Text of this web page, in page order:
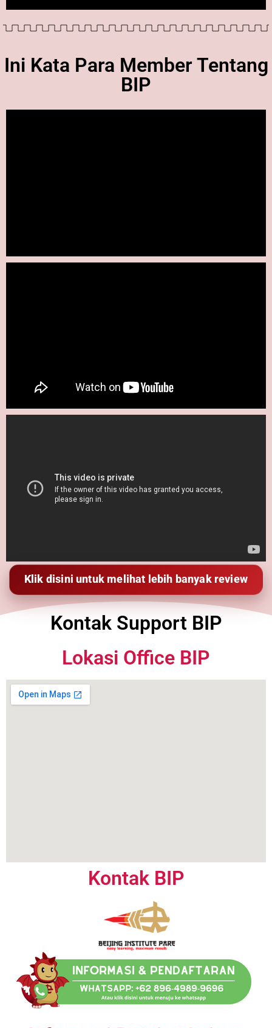
Ini Kata Para Member Tentang
BIP
Klik disini untuk melihat lebih banyak review
Kontak Support BIP
Lokasi Office BIP
Kontak BIP